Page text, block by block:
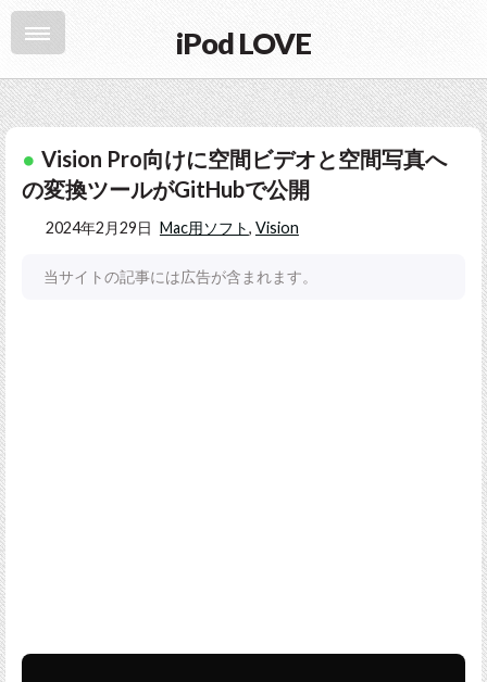
iPod LOVE
Vision Pro向けに空間ビデオと空間写真へ
の変換ツールがGitHubで公開
2024年2月29日 Mac用ソフト, Vision
当サイトの記事には広告が含まれます。